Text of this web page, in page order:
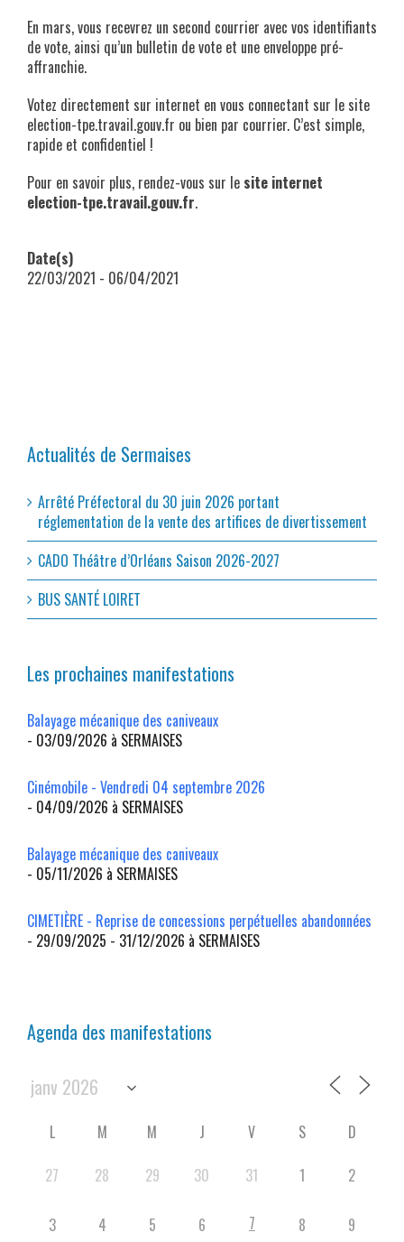
En mars, vous recevrez un second courrier avec vos identifiants
de vote, ainsi qu’un bulletin de vote et une enveloppe pré-
affranchie.
Votez directement sur internet en vous connectant sur le site
election-tpe.travail.gouv.fr ou bien par courrier. C’est simple,
rapide et confidentiel !
Pour en savoir plus, rendez-vous sur le site internet
election-tpe.travail.gouv.fr.
Date(s)
22/03/2021 - 06/04/2021
Actualités de Sermaises
Arrêté Préfectoral du 30 juin 2026 portant
réglementation de la vente des artifices de divertissement
CADO Théâtre d’Orléans Saison 2026-2027
BUS SANTÉ LOIRET
Les prochaines manifestations
Balayage mécanique des caniveaux
- 03/09/2026 à SERMAISES
Cinémobile - Vendredi 04 septembre 2026
- 04/09/2026 à SERMAISES
Balayage mécanique des caniveaux
- 05/11/2026 à SERMAISES
CIMETIÈRE - Reprise de concessions perpétuelles abandonnées
- 29/09/2025 - 31/12/2026 à SERMAISES
Agenda des manifestations
L M M J V S
D
27
28 29 30 31 1 2
3 4 5 6 7 8 9